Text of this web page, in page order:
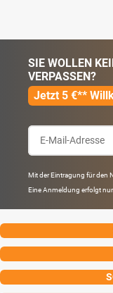
SIE WOLLEN
VERPASSEN?
Jetzt 5 €**
Mit der Eintragung für den
Eine Anmeldung erfolgt